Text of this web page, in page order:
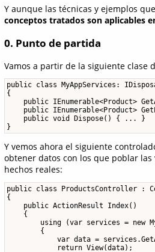
Y aunque las técnicas y ejemplos
conceptos tratados son aplicables
0. Punto de partida
Vamos a partir de la siguiente clase
public class MyAppServices:
{
public IEnumerable<Product>
public IEnumerable<Product>
    public void Dispose() { ... }
}
Y vemos ahora el siguiente
obtener datos con los que poblar
hechos reales:
public class ProductsController :
{
    public ActionResult Index()
    {
using (var services = new
        {
var data =
            return View(data);